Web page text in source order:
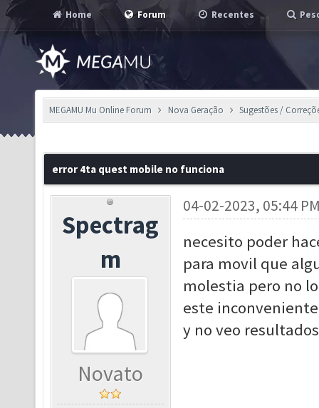
Home Forum Recentes
MEGAMU Mu Online Forum Nova Geração Sugestões /
error 4ta quest mobile no funciona
Spectrag
m
Novato
04-02-2023, 05:44
necesito poder
para movil que
molestia pero no
este
y no veo